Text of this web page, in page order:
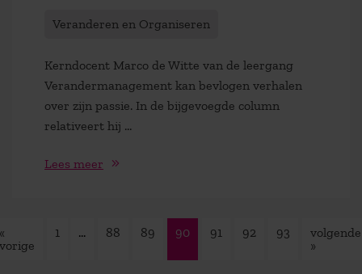
Veranderen en Organiseren
Kerndocent Marco de Witte van de leergang
Verandermanagement kan bevlogen verhalen
over zijn passie. In de bijgevoegde column
relativeert hij ...
Lees meer
«
vorige
1 … 88 89 90 91 92 93
volgende
»